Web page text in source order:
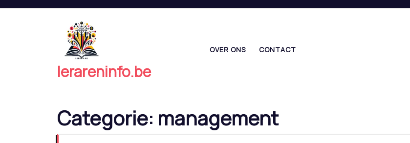
lerareninfo.be
OVER ONS CONTACT
Categorie: management